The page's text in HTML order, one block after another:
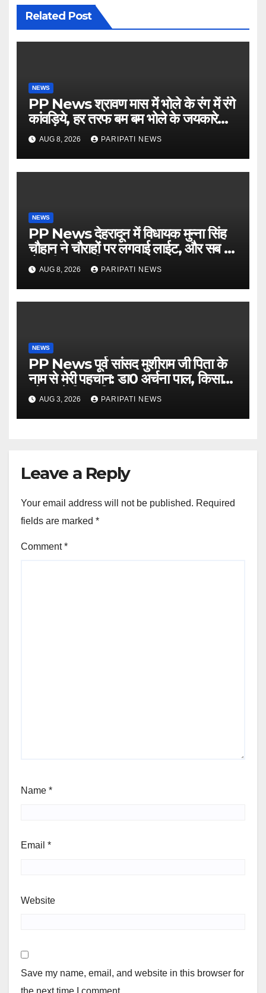
Related Post
NEWS
PP News श्रावण मास में भोले के रंग में रंगे
कांवड़िये, हर तरफ बम बम भोले के जयकारे…
see more..
AUG 8, 2026 PARIPATI NEWS
NEWS
PP News देहरादून में विधायक मुन्ना सिंह
चौहान ने चौराहों पर लगवाई लाईट, और सब में
हो गयी वाह-वाही…
AUG 8, 2026 PARIPATI NEWS
NEWS
PP News पूर्व सांसद मुशीराम जी पिता के
नाम से मेरी पहचान: डा0 अर्चना पाल, किसान
चौपाल में दिया परिचय
AUG 3, 2026 PARIPATI NEWS
Leave a Reply
Your email address will not be published. Required
fields are marked *
Comment*
Name *
Email *
Website
Save my name, email, and website in this browser for
the next time I comment.